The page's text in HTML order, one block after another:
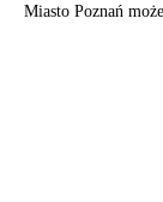
Miasto Poznań